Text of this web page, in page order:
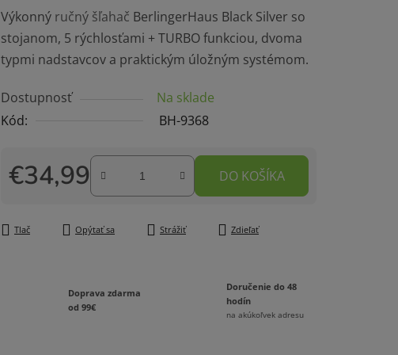
je
0,0
z
hviezdičiek.
Výkonný ručný šľahač BerlingerHaus Black Silver so
stojanom, 5 rýchlosťami + TURBO funkciou, dvoma
typmi nadstavcov a praktickým úložným systémom.
Dostupnosť
Na sklade
Kód:
BH-9368
€34,99
Jednotková cena:
DO KOŠÍKA
Tlač Opýtať sa Strážiť Zdieľať
Doprava zdarma
od 99€
Doručenie do 48
hodín
na akúkoľvek adresu